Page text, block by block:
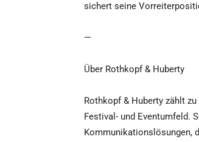
sichert seine
—
Über Rothkopf & Huberty
Rothkopf & Huberty zählt
Festival- und Eventumfeld.
Kommunikationslösungen,